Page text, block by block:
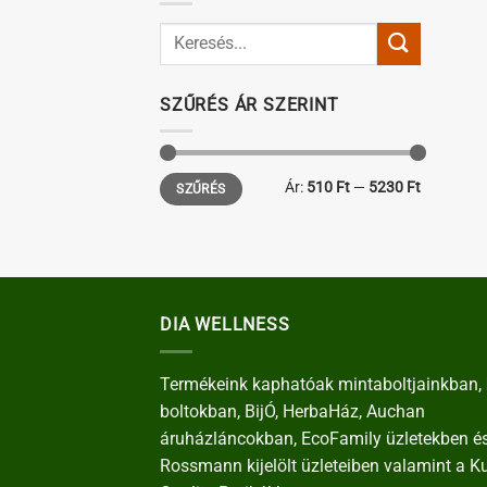
SZŰRÉS ÁR SZERINT
Min
ár
Max
ár
SZŰRÉS Ár: 510 Ft — 5230 Ft
DIA WELLNESS
Termékeink kaphatóak mintaboltjainkban,
boltokban, BijÓ, HerbaHáz, Auchan
áruházláncokban, EcoFamily üzletekben
Rossmann kijelölt üzleteiben valamint a